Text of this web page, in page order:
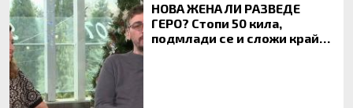
НОВА ЖЕНА ЛИ РАЗВЕДЕ
ГЕРО? Стопи 50 кила,
подмлади се и сложи край